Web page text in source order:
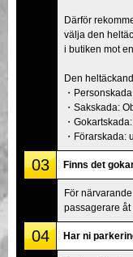
Därför
välja den
i butiken mot
Den
・
・Sakskada:
・
・Förarskada:
03 Finns det
För
passagerare åt
04 Har ni